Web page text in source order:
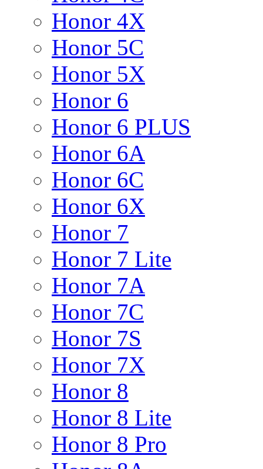
Honor 4X
Honor 5C
Honor 5X
Honor 6
Honor 6 PLUS
Honor 6A
Honor 6C
Honor 6X
Honor 7
Honor 7 Lite
Honor 7A
Honor 7C
Honor 7S
Honor 7X
Honor 8
Honor 8 Lite
Honor 8 Pro